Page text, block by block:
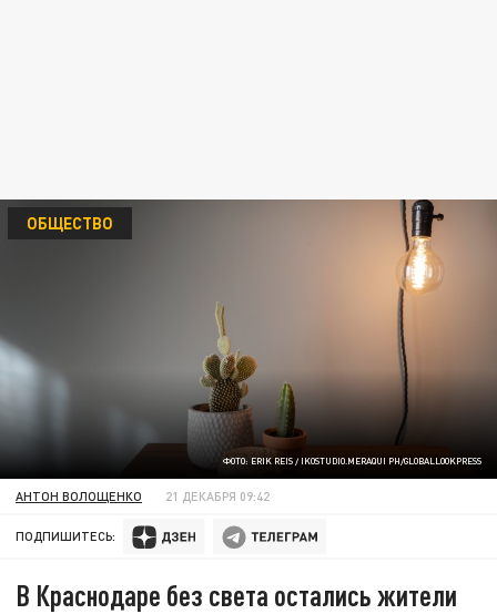
ФОТО: ERIK REIS / IKOSTUDIO.MERAQUI PH/GLOBALLOOKPRESS
ОБЩЕСТВО
АНТОН ВОЛОЩЕНКО 21 ДЕКАБРЯ 09:42
ПОДПИШИТЕСЬ:
В Краснодаре без света остались жители